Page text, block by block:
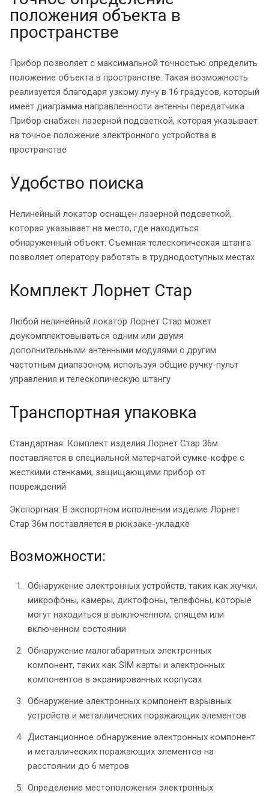
положения объекта в
пространстве
Прибор позволяет с максимальной точностью определить
положение объекта в пространстве. Такая возможность
реализуется благодаря узкому лучу в 16 градусов, который
имеет диаграмма направленности антенны передатчика.
Прибор снабжен лазерной подсветкой, которая указывает
на точное положение электронного устройства в
пространстве
Удобство поиска
Нелинейный локатор оснащен лазерной подсветкой,
которая указывает на место, где находиться
обнаруженный объект. Съемная телескопическая штанга
позволяет оператору работать в труднодоступных местах
Комплект Лорнет Стар
Любой нелинейный локатор Лорнет Стар может
доукомплектовываться одним или двумя
дополнительными антенными модулями с другим
частотным диапазоном, используя общие ручку-пульт
управления и телескопическую штангу
Транспортная упаковка
Стандартная: Комплект изделия Лорнет Стар 36м
поставляется в специальной матерчатой сумке-кофре с
жесткими стенками, защищающими прибор от
повреждений
Экспортная: В экспортном исполнении изделие Лорнет
Стар 36м поставляется в рюкзаке-укладке
Возможности:
Обнаружение электронных устройств, таких как жучки,
микрофоны, камеры, диктофоны, телефоны, которые
могут находиться в выключенном, спящем или
включенном состоянии
Обнаружение малогабаритных электронных
компонент, таких как SIM карты и электронных
компонентов в экранированных корпусах
Обнаружение электронных компонент взрывных
устройств и металлических поражающих элементов
Дистанционное обнаружение электронных компонент
и металлических поражающих элементов на
расстоянии до 6 метров
Определение местоположения электронных